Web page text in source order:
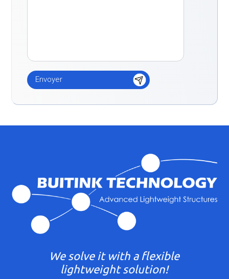
We solve it with a flexible
lightweight solution!